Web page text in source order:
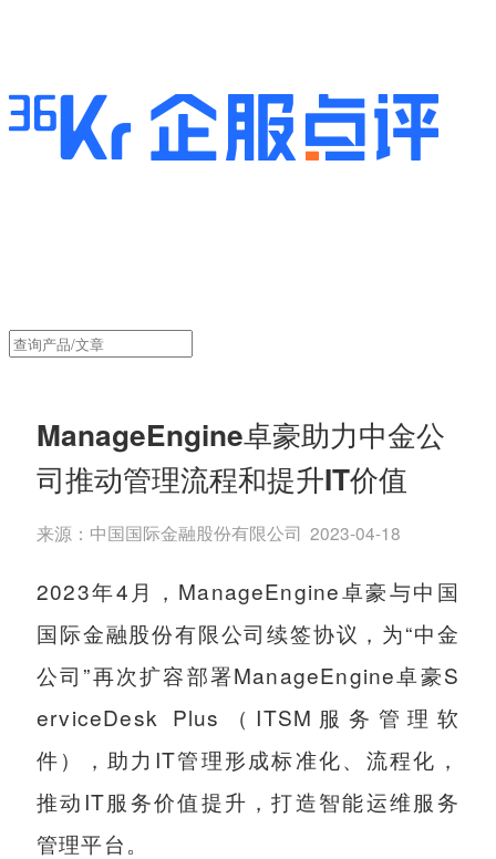
ManageEngine卓豪助力中金公
司推动管理流程和提升IT价值
来源： 中国国际金融股份有限公司 2023-04-18
2023年4月，ManageEngine卓豪与中国
国际金融股份有限公司续签协议，为“中金
公司”再次扩容部署ManageEngine卓豪S
erviceDesk Plus（ITSM服务管理软
件），助力IT管理形成标准化、流程化，
推动IT服务价值提升，打造智能运维服务
管理平台。